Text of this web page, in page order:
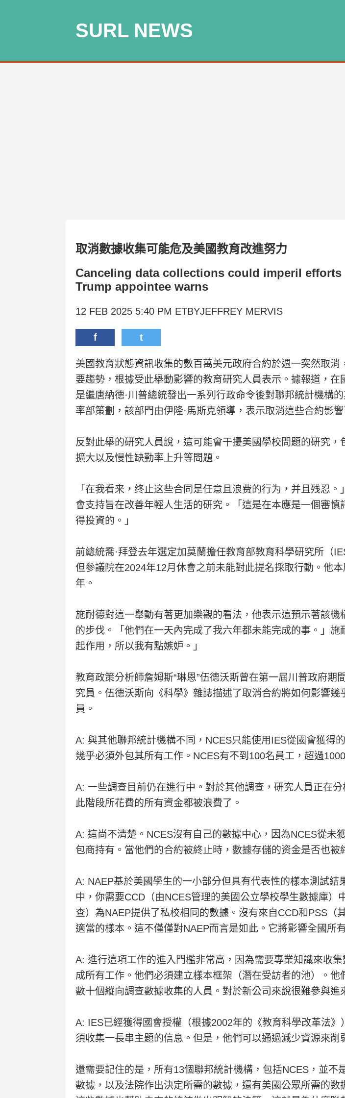
SURL NEWS
取消數據收集可能危及美國教育改進努力
Canceling data collections could imperil
Trump appointee warns
12 FEB 2025 5:40 PM ETBYJEFFREY MERVIS
f t
美國教育狀態資訊收集的數百萬美元政府合約於週一突然取
要趨勢，根據受此舉動影響的教育研究人員表示。據報道，
是繼唐納德·川普總統發出一系列行政命令後對聯邦統計機構
率部策劃，該部門由伊隆·馬斯克領導，表示取消這些合約影
反對此舉的研究人員說，這可能會干擾美國學校問題的研究
擴大以及慢性缺勤率上升等問題。
「在我看来，终止这些合同是任意且浪费的行为，并且残忍
會支持旨在改善年輕人生活的研究。「這是在本應是一個審
得投資的。」
前總統喬·拜登去年選定加莫蘭擔任教育部教育科學研究所（
但參議院在2024年12月休會之前未能對此提名採取行動。他
年。
施耐德對這一舉動有著更加樂觀的看法，他表示這預示著該
的步伐。「他們在一天內完成了我六年都未能完成的事。」
起作用，所以我有點嫉妒。」
教育政策分析師詹姆斯“琳恩”伍德沃斯曾在第一屆川普政府
究員。伍德沃斯向《科學》雜誌描述了取消合約將如何影響
員。
A: 與其他聯邦統計機構不同，NCES只能使用IES從國會獲得
幾乎必須外包其所有工作。NCES有不到100名員工，超過
A: 一些調查目前仍在進行中。對於其他調查，研究人員正在
此階段所花費的所有資金都被浪費了。
A: 這尚不清楚。NCES沒有自己的數據中心，因為NCES從
包商持有。當他們的合約被終止時，數據存儲的资金是否也被
A: NAEP基於美國學生的一小部分但具有代表性的樣本測試
中，你需要CCD（由NCES管理的美國公立學校學生數據庫
查）為NAEP提供了私校相同的數據。沒有來自CCD和PSS
適當的樣本。這不僅僅對NAEP而言是如此。它將影響全國所
A: 進行這項工作的進入門檻非常高，因為需要專業知識來收
成所有工作。他們必須建立樣本框架（潛在受訪者的池）。
數十個縱向調查數據收集的人員。對於新公司來說很難參與進
A: IES已經獲得國會授權（根據2002年的《教育科學改革法
須收集一長串主題的信息。但是，他們可以通過減少資源來削
還需要記住的是，所有13個聯邦統計機構，包括NCES，並
數據，以及法院作出決定所需的數據，還有美國公眾所需的